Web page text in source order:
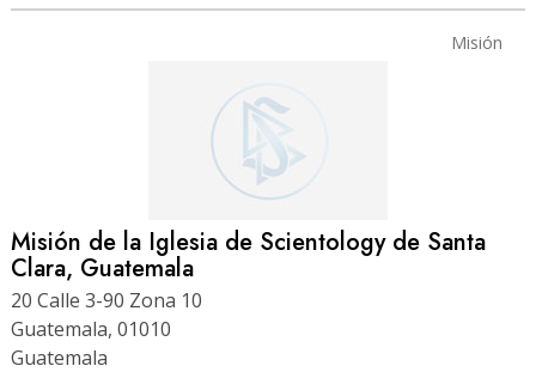
Misión
Misión de la Iglesia de Scientology de Santa
Clara, Guatemala
20 Calle 3-90 Zona 10
Guatemala, 01010
Guatemala